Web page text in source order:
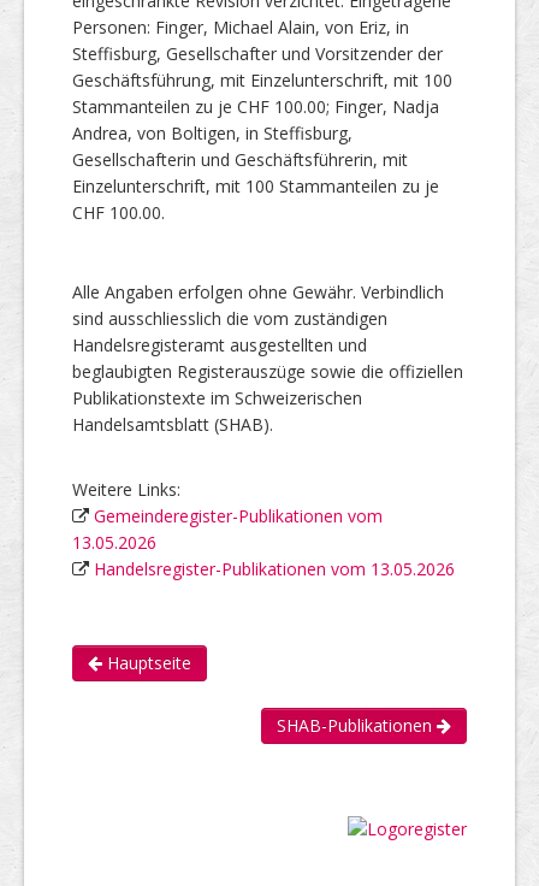
Personen: Finger, Michael Alain, von Eriz, in
Steffisburg, Gesellschafter und Vorsitzender der
Geschäftsführung, mit Einzelunterschrift, mit 100
Stammanteilen zu je CHF 100.00; Finger, Nadja
Andrea, von Boltigen, in Steffisburg,
Gesellschafterin und Geschäftsführerin, mit
Einzelunterschrift, mit 100 Stammanteilen zu je
CHF 100.00.
Alle Angaben erfolgen ohne Gewähr. Verbindlich
sind ausschliesslich die vom zuständigen
Handelsregisteramt ausgestellten und
beglaubigten Registerauszüge sowie die offiziellen
Publikationstexte im Schweizerischen
Handelsamtsblatt (SHAB).
Weitere Links:
Gemeinderegister-Publikationen vom
13.05.2026
Handelsregister-Publikationen vom 13.05.2026
Hauptseite
SHAB-Publikationen